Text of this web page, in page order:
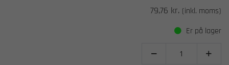
79,76 kr. (inkl. moms)
Er på lager
 